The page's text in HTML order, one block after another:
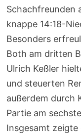
Schachfreunden
knappe 14:18-
Besonders
Both am dritten
Ulrich Keßler
und steuerten
außerdem durch
Partie am
Insgesamt zeigte